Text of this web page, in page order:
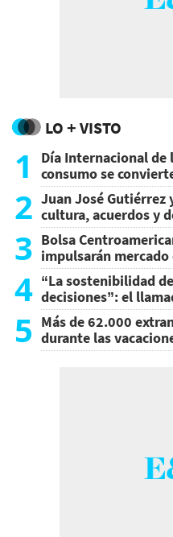
LO + VISTO
1
Día Internacional de
consumo se
2 Juan José Gutiérrez
cultura, acuerdos y
3 Bolsa
impulsarán mercado
4 “La sostenibilidad
decisiones”: el
5 Más de 62.000
durante las